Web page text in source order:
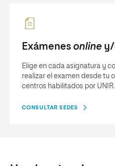
Exámenes online y/
Elige en cada asignatura y
realizar el examen desde tu
centros habilitados por UNIR.
CONSULTAR SEDES